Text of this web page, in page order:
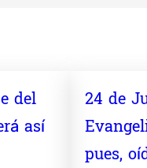
del
así
24 de
pues,